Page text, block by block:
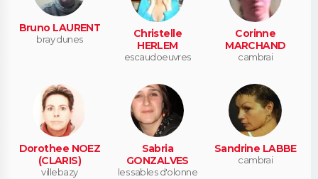
Bruno LAURENT
bray dunes
Christelle
HERLEM
escaudoeuvres
Corinne
MARCHAND
cambrai
Dorothee NOEZ
(CLARIS)
villebazy
Sabria
GONZALVES
les sables d'olonne
Sandrine LABBE
cambrai